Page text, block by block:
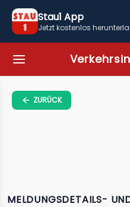
Stau1 App
Jetzt kostenlos
ZURÜCK
MELDUNGSDETAILS-